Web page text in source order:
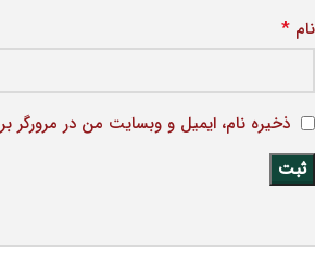
نام *
ذخیره نام، ایمیل و وبسایت من در مرورگر